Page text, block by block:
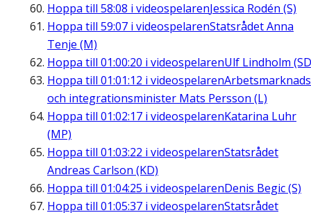
Hoppa till 58:08 i videospelarenJessica Rodén (S)
Hoppa till 59:07 i videospelarenStatsrådet Anna
Tenje (M)
Hoppa till 01:00:20 i videospelarenUlf Lindholm
Hoppa till 01:01:12 i videospelaren
och integrationsminister Mats Persson (L)
Hoppa till 01:02:17 i videospelarenKatarina Luhr
(MP)
Hoppa till 01:03:22 i videospelarenStatsrådet
Andreas Carlson (KD)
Hoppa till 01:04:25 i videospelarenDenis Begic (S)
Hoppa till 01:05:37 i videospelarenStatsrådet